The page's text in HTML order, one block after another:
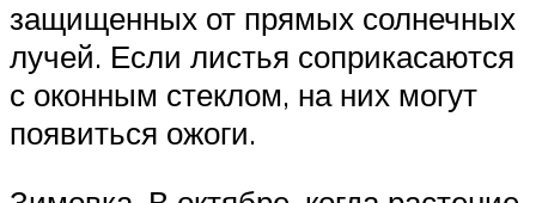
защищенных от прямых солнечных
лучей. Если листья соприкасаются
с оконным стеклом, на них могут
появиться ожоги.